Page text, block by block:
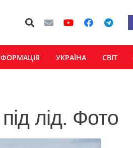
УКРАЇНА СВІТ
лід. Фото